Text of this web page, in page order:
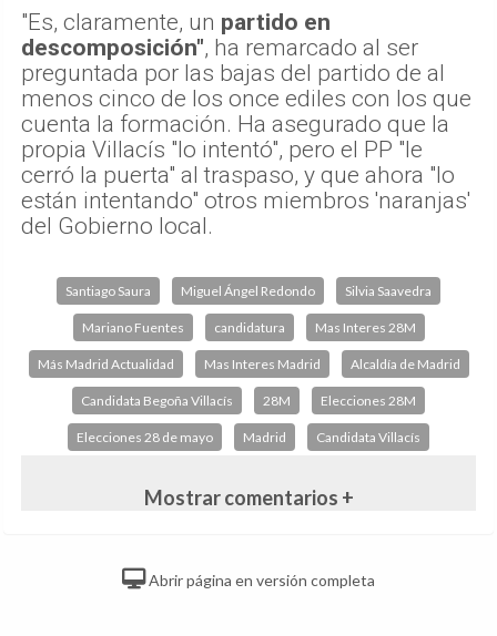
"Es, claramente, un partido en
descomposición", ha remarcado al ser
preguntada por las bajas del partido de al
menos cinco de los once ediles con los que
cuenta la formación. Ha asegurado que la
propia Villacís "lo intentó", pero el PP "le
cerró la puerta" al traspaso, y que ahora "lo
están intentando" otros miembros 'naranjas'
del Gobierno local.
Santiago Saura Miguel Ángel Redondo Silvia Saavedra
Mariano Fuentes candidatura Mas Interes 28M
Más Madrid Actualidad Mas Interes Madrid Alcaldía de Madrid
Candidata Begoña Villacís 28M Elecciones 28M
Elecciones 28 de mayo Madrid Candidata Villacís
Mostrar comentarios +
Abrir página en versión completa